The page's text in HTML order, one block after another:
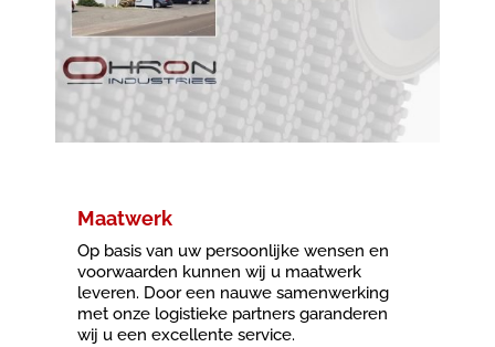
Maatwerk
Op basis van uw persoonlijke wensen en
voorwaarden kunnen wij u maatwerk
leveren. Door een nauwe samenwerking
met onze logistieke partners garanderen
wij u een excellente service.